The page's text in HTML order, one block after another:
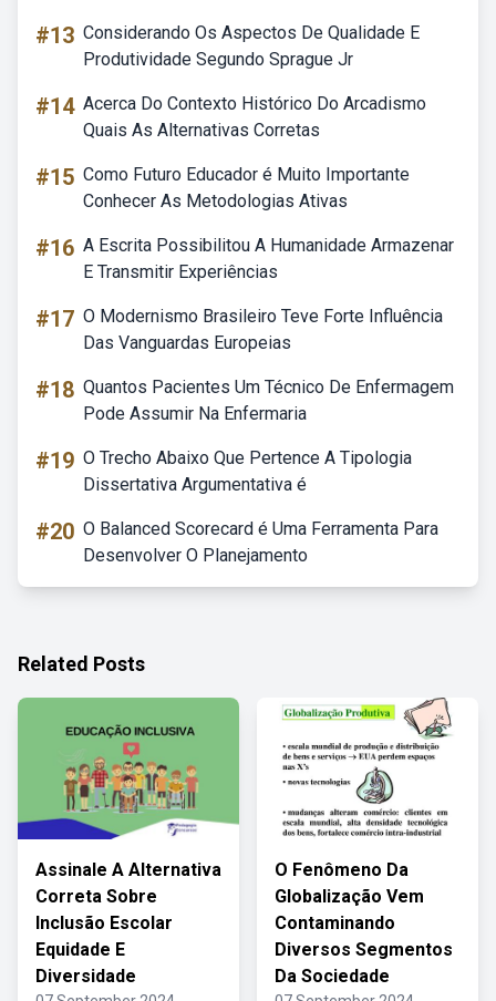
#13 Considerando Os Aspectos De Qualidade E
Produtividade Segundo Sprague Jr
#14 Acerca Do Contexto Histórico Do Arcadismo
Quais As Alternativas Corretas
#15 Como Futuro Educador é Muito Importante
Conhecer As Metodologias Ativas
#16 A Escrita Possibilitou A Humanidade Armazenar
E Transmitir Experiências
#17 O Modernismo Brasileiro Teve Forte Influência
Das Vanguardas Europeias
#18 Quantos Pacientes Um Técnico De Enfermagem
Pode Assumir Na Enfermaria
#19 O Trecho Abaixo Que Pertence A Tipologia
Dissertativa Argumentativa é
#20 O Balanced Scorecard é Uma Ferramenta Para
Desenvolver O Planejamento
Related Posts
Assinale A Alternativa
Correta Sobre
Inclusão Escolar
Equidade E
Diversidade
O Fenômeno Da
Globalização Vem
Contaminando
Diversos Segmentos
Da Sociedade